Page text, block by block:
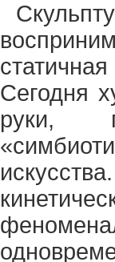
Cегодня
руки,